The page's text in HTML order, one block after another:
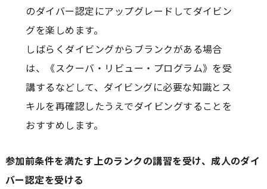
のダイバー認定にアップグレードしてダイビン
グを楽しめます。
しばらくダイビングからブランクがある場合
は、《スクーバ・リビュー・プログラム》を受
講するなどして、ダイビングに必要な知識とス
キルを再確認したうえでダイビングすることを
おすすめします。
参加前条件を満たす上のランクの講習を受け、成人のダイ
バー認定を受ける